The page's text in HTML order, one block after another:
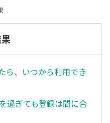
ら、いつから利用でき
過ぎても登録は間に合